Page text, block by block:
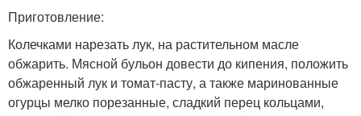
Приготовление:
Колечками нарезать лук, на растительном масле
обжарить. Мясной бульон довести до кипения, положить
обжаренный лук и томат-пасту, а также маринованные
огурцы мелко порезанные, сладкий перец кольцами,